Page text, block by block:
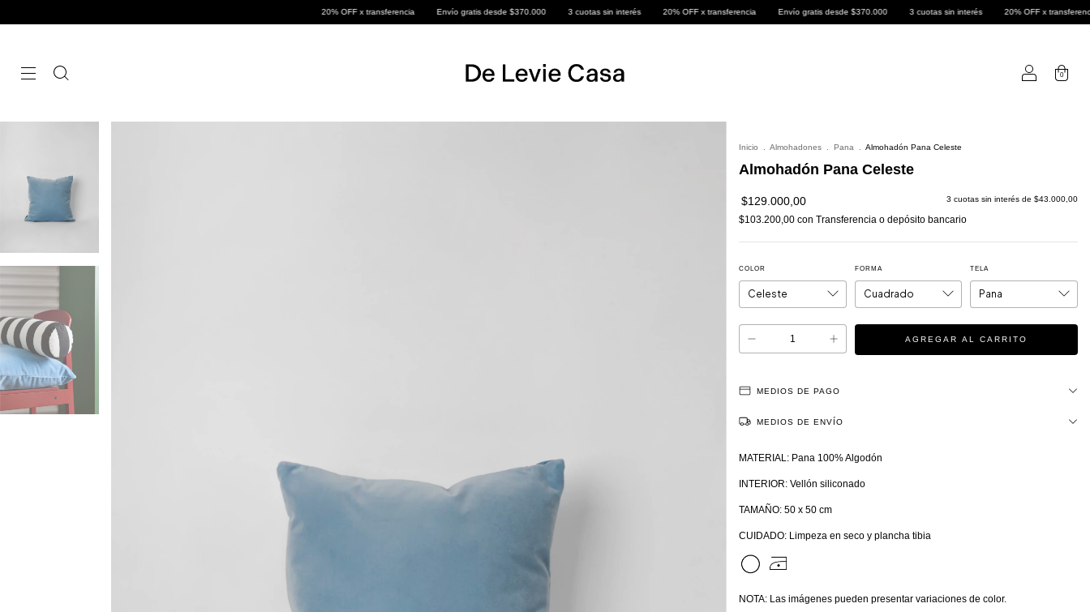
20% OFF x transferencia Envío gratis desde $370.000 3 cuotas sin interés 20% OFF x transferencia Envío gratis desde $370.000 3 cuotas sin interés 20% OFF x transferencia Envío
0
Inicio Almohadones Pana Almohadón Pana Celeste
Almohadón Pana Celeste
$129.000,00 3 cuotas sin interés de $43.000,00
$103.200,00 con Transferencia o depósito bancario
COLOR FORMA TELA
MEDIOS DE PAGO
MEDIOS DE ENVÍO
MATERIAL: Pana 100% Algodón
INTERIOR: Vellón siliconado
TAMAÑO: 50 x 50 cm
CUIDADO: Limpeza en seco y plancha tibia
NOTA: Las imágenes pueden presentar variaciones de color.